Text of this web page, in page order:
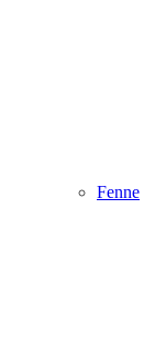
Fenne